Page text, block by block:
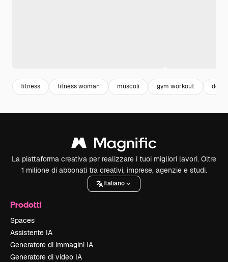
fitness fitness woman muscoli gym workout
La piattaforma creativa per realizzare i tuoi migliori lavori. Oltre
1 milione di abbonati tra creativi, imprese, agenzie e studi.
Italiano
Prodotti
Spaces
Assistente IA
Generatore di immagini IA
Generatore di video IA